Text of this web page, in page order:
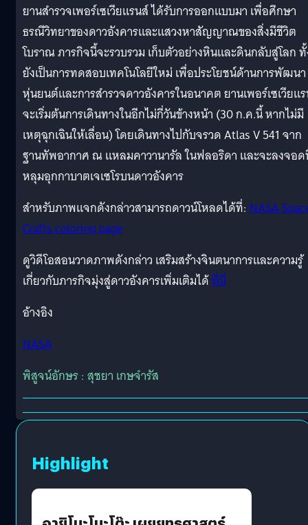
ยานสำรวจเพอร์เซเวียแรนส์ ได้รับการออกแบบมา เพื่อศึกษา
ธรณีวิทยาของดาวอังคารและแสวงหาสัญญาณของสิ่งมีชีวิต
โบราณ ภารกิจนี้จะรวบรวม เก็บตัวอย่างหินและดินกลับสู่โลก
ยังเป็นการทดสอบเทคโนโลยีใหม่ เพื่อประโยชน์ด้านการพัฒนา
หุ่นยนต์และการสำรวจดาวอังคารในอนาคต ยานเพอร์เซเวียแ
จะเริ่มต้นการเดินทางในอีกไม่กี่วันข้างหน้า (30 ก.ค.นี้ หากไม่มี
เหตุฉุกเฉินให้เลื่อน) โดยเดินทางไปกับจรวด Atlas V 541 จาก
ฐานทัพอากาศ ณ แหลมคาวานารัล ในฟลอริดา และจะลงจอ
หลุมอุกกาบาตเจเซโรบนดาวอังคาร
สำหรับภาพแจกดังกล่าวสามารถดาวน์โหลดได้ที่: NASA
Crafts coloring page
ดูวิดีโอสอนวาดภาพดังกล่าว เสริมสร้างจินตนาการและความรู้
เกี่ยวกับภารกิจมุ่งสู่ดาวอังคารเพิ่มเติมได้ที่นี่
อ้างอิง
NASA
พิสูจน์อักษร : สุชยา เกษจำรัส
Highlight